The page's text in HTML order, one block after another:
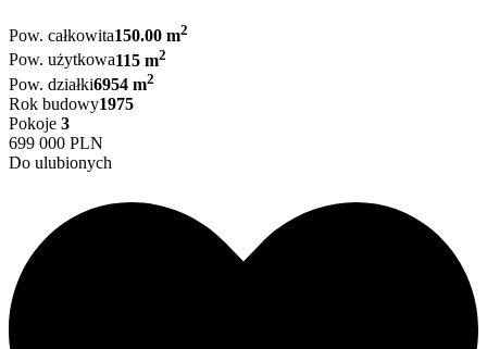
Pow. całkowita150.00 m2
Pow. użytkowa115 m2
Pow. działki6954 m2
Rok budowy1975
Pokoje 3
699 000 PLN
Do ulubionych